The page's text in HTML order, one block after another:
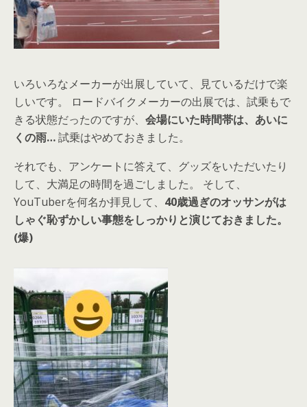
いろいろなメーカーが出展していて、見ているだけで楽
しいです。 ロードバイクメーカーの出展では、試乗もで
きる状態だったのですが、 会場にいた時間帯は、あいに
くの雨…試乗はやめておきました。
それでも、アンケートに答えて、グッズをいただいたり
して、大満足の時間を過ごしました。 そして、
YouTuberを何名か拝見して、 40歳過ぎのオッサンがは
しゃぐ恥ずかしい事態をしっかりと演じておきました。
(爆)